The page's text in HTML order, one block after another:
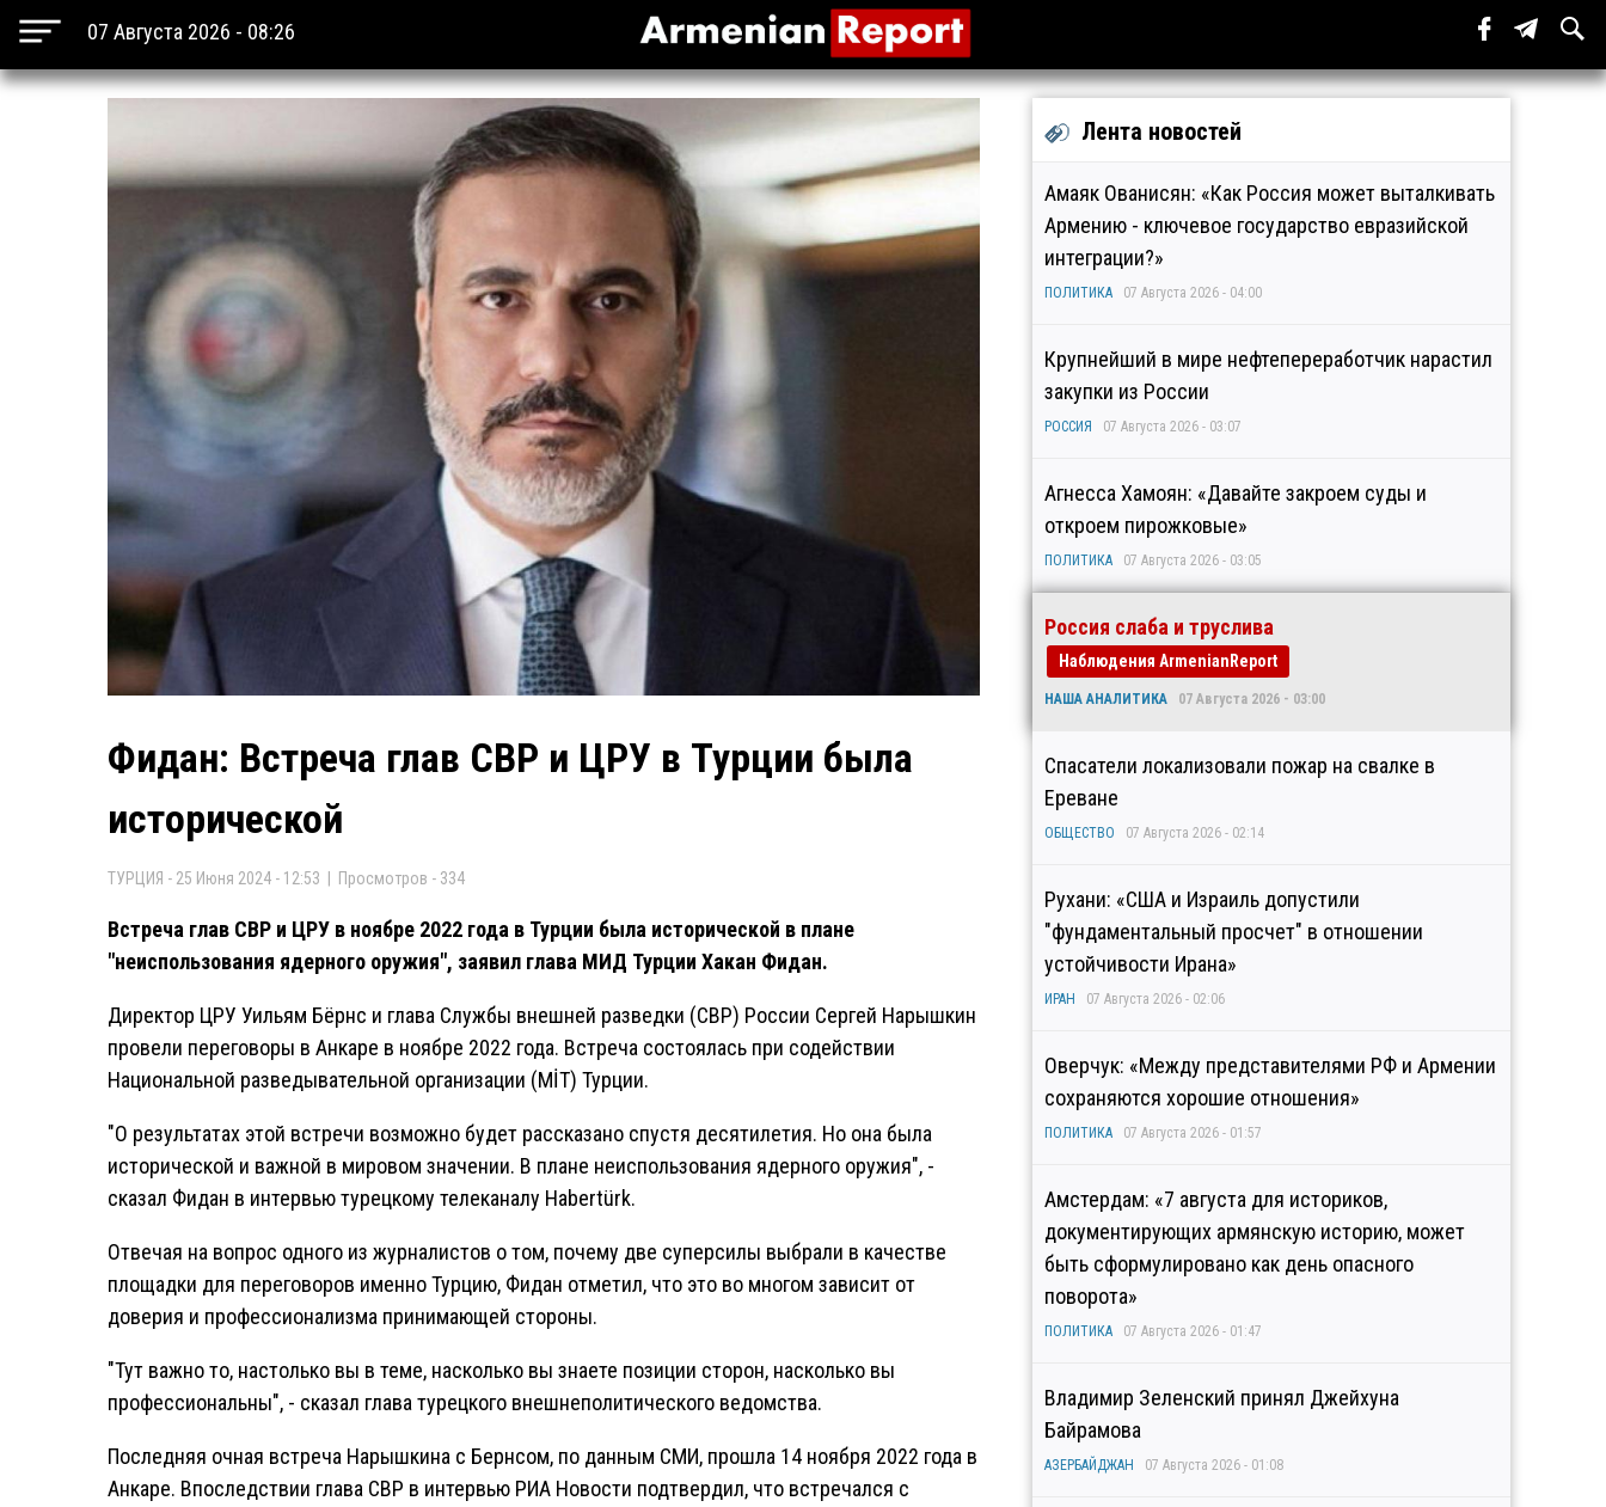
07 Августа 2026 - 08:26
Фидан: Встреча глав СВР и ЦРУ в Турции была
исторической
ТУРЦИЯ - 25 Июня 2024 - 12:53 | Просмотров - 334
Встреча глав СВР и ЦРУ в ноябре 2022 года в Турции была исторической в плане
"неиспользования ядерного оружия", заявил глава МИД Турции Хакан Фидан.
Директор ЦРУ Уильям Бёрнс и глава Службы внешней разведки (СВР) России Сергей Нарышкин
провели переговоры в Анкаре в ноябре 2022 года. Встреча состоялась при содействии
Национальной разведывательной организации (MİT) Турции.
"О результатах этой встречи возможно будет рассказано спустя десятилетия. Но она была
исторической и важной в мировом значении. В плане неиспользования ядерного оружия", -
сказал Фидан в интервью турецкому телеканалу Habertürk.
Отвечая на вопрос одного из журналистов о том, почему две суперсилы выбрали в качестве
площадки для переговоров именно Турцию, Фидан отметил, что это во многом зависит от
доверия и профессионализма принимающей стороны.
"Тут важно то, настолько вы в теме, насколько вы знаете позиции сторон, насколько вы
профессиональны", - сказал глава турецкого внешнеполитического ведомства.
Последняя очная встреча Нарышкина с Бернсом, по данным СМИ, прошла 14 ноября 2022 года в
Анкаре. Впоследствии глава СВР в интервью РИА Новости подтвердил, что встречался с
Лента новостей
Амаяк Ованисян: «Как Россия может выталкивать
Армению - ключевое государство евразийской
интеграции?»
ПОЛИТИКА 07 Августа 2026 - 04:00
Крупнейший в мире нефтепереработчик нарастил
закупки из России
РОССИЯ 07 Августа 2026 - 03:07
Агнесса Хамоян: «Давайте закроем суды и
откроем пирожковые»
ПОЛИТИКА 07 Августа 2026 - 03:05
Россия слаба и труслива
Наблюдения ArmenianReport
НАША АНАЛИТИКА 07 Августа 2026 - 03:00
Спасатели локализовали пожар на свалке в
Ереване
ОБЩЕСТВО 07 Августа 2026 - 02:14
Рухани: «США и Израиль допустили
"фундаментальный просчет" в отношении
устойчивости Ирана»
ИРАН 07 Августа 2026 - 02:06
Оверчук: «Между представителями РФ и Армении
сохраняются хорошие отношения»
ПОЛИТИКА 07 Августа 2026 - 01:57
Амстердам: «7 августа для историков,
документирующих армянскую историю, может
быть сформулировано как день опасного
поворота»
ПОЛИТИКА 07 Августа 2026 - 01:47
Владимир Зеленский принял Джейхуна
Байрамова
АЗЕРБАЙДЖАН 07 Августа 2026 - 01:08